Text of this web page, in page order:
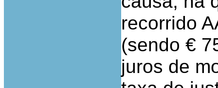
recorrido
(sendo €
juros de